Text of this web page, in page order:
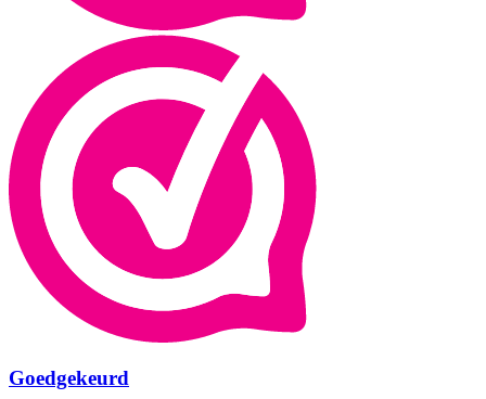
Goedgekeurd